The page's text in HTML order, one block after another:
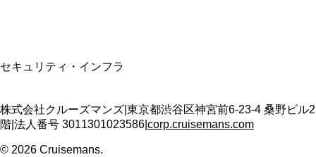
セキュリティ・インフラ
株式会社クルーズマンズ 東京都渋谷区神宮前6-23-4 桑野ビル2
階 法人番号 3011301023586 corp.cruisemans.com
© 2026 Cruisemans.